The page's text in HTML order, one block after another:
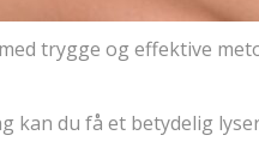
trygge og effektive
kan du få et betydelig